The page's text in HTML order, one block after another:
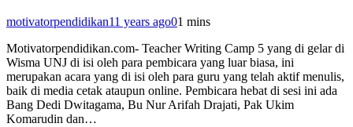
motivatorpendidikan11 years ago01 mins
Motivatorpendidikan.com- Teacher Writing Camp 5 yang di gelar di
Wisma UNJ di isi oleh para pembicara yang luar biasa, ini
merupakan acara yang di isi oleh para guru yang telah aktif menulis,
baik di media cetak ataupun online. Pembicara hebat di sesi ini ada
Bang Dedi Dwitagama, Bu Nur Arifah Drajati, Pak Ukim
Komarudin dan…